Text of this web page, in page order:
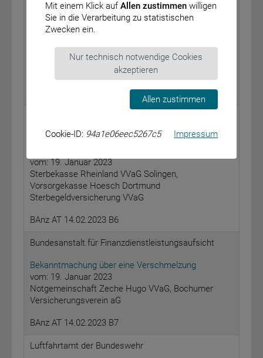
Bekanntmachung über die Übertragung eines
Versicherungsbestandes
vom: 18. Januar 2023
Pensionskasse der Gewerkschaft Eisenhütte
Westfalia VVaG, Pensionskasse vom Deutschen
Bekanntmachung über die Übertragung eines
vom: 19. Januar 2023
Sterbekasse Rheinland VVaG Solingen,
Vorsorgekasse Hoesch Dortmund
Sterbegeldversicherung VVaG
BAnz AT 14.02.2023 B6
Bundesanstalt für Finanzdienstleistungsaufsicht
Bekanntmachung über eine Verschmelzung
vom: 19. Januar 2023
Notgemeinschaft Zeche Hugo VVaG, Bochumer
Versicherungsverein aG
BAnz AT 14.02.2023 B7
Luftfahrtamt der Bundeswehr
Mit einem Klick auf Allen zustimmenwilligen
Sie in die Verarbeitung zu statistischen
Zwecken ein.
Nur technisch notwendige Cookies
akzeptieren
Allen zustimmen
Cookie-ID: 94a1e06eec5267c5 Impressum